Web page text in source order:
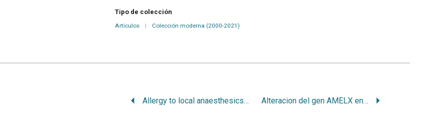
Tipo de colección
Artículos | Colección moderna (2000-2021)
Allergy to local anaesthesics in dentistry. Mith or reality? Alteracion del gen AMELX en amelogénesis imperfecta. Una breve revisión.